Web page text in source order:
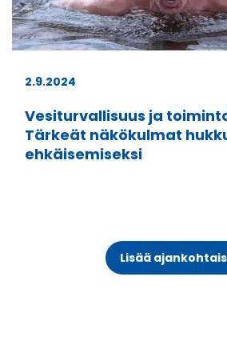
2.9.2024
Vesiturvallisuus ja
Tärkeät näkökulmat
ehkäisemiseksi
Lisää